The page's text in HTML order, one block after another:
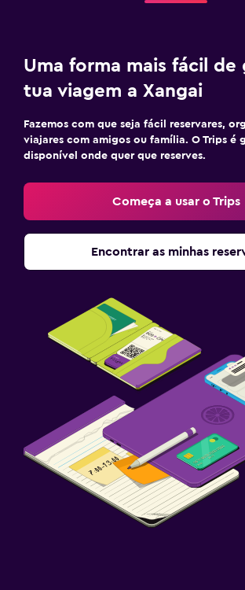
Uma forma mais fácil de
tua viagem a Xangai
Fazemos com que seja fácil reservares,
viajares com amigos ou família. O Trips é
disponível onde quer que reserves.
Começa a usar o Trips
Encontrar as minhas